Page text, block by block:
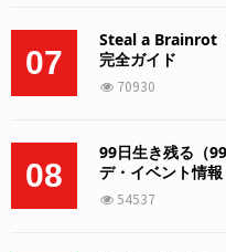
07
Steal a Brainrot
完全ガイド
70930
08
99日生き残る（
デ・イベント情報
54537